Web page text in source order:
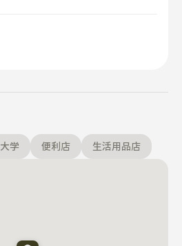
大学 便利店 生活用品店